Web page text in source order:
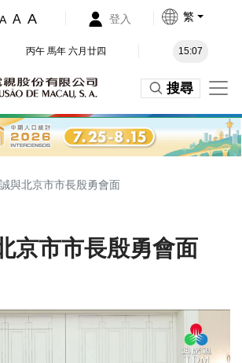
A A A 登入 繁
丙午 馬年 六月廿四 15:07
搜尋
與北京市市長殷勇會面
京市市長殷勇會面